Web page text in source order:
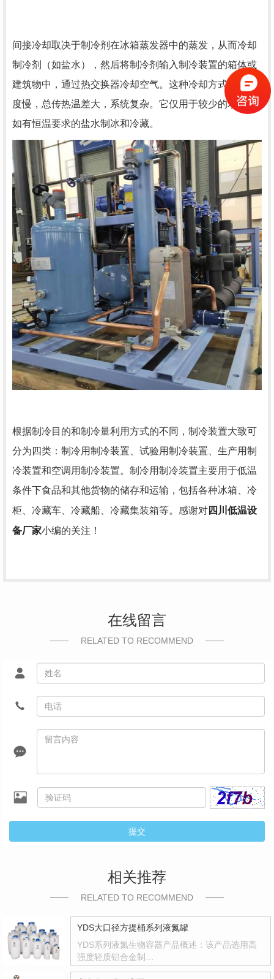
间接冷却取决于制冷剂在冰箱蒸发器中的蒸发，从而冷却
制冷剂（如盐水），然后将制冷剂输入制冷装置的箱体或
建筑物中，通过热交换器冷却空气。这种冷却方式冷却速
度慢，总传热温差大，系统复杂。它仅用于较少的场合，
如有恒温要求的盐水制冰和冷藏。
根据制冷目的和制冷量利用方式的不同，制冷装置大致可
分为四类：制冷用制冷装置、试验用制冷装置、生产用制
冷装置和空调用制冷装置。制冷用制冷装置主要用于低温
条件下食品和其他货物的储存和运输，包括各种冰箱、冷
柜、冷藏车、冷藏船、冷藏集装箱等。感谢对四川低温设
备厂家小编的关注！
在线留言
RELATED TO RECOMMEND
提交
相关推荐
RELATED TO RECOMMEND
YDS大口径方提桶系列液氮罐
YDS系列液氮生物容器产品概述：该产品选用高
强度轻质铝合金制…